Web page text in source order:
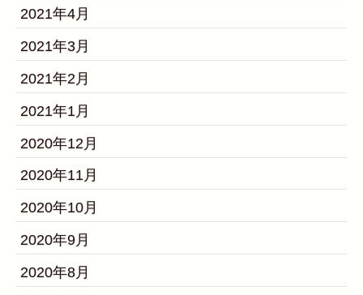
2021年4月
2021年3月
2021年2月
2021年1月
2020年12月
2020年11月
2020年10月
2020年9月
2020年8月